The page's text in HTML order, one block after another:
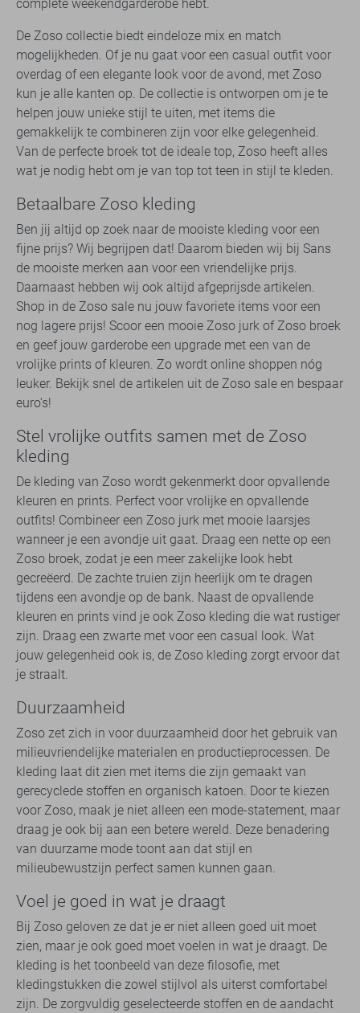
complete weekendgarderobe hebt.
De Zoso collectie biedt eindeloze mix en match
mogelijkheden. Of je nu gaat voor een casual outfit voor
overdag of een elegante look voor de avond, met Zoso
kun je alle kanten op. De collectie is ontworpen om je te
helpen jouw unieke stijl te uiten, met items die
gemakkelijk te combineren zijn voor elke gelegenheid.
Van de perfecte broek tot de ideale top, Zoso heeft alles
wat je nodig hebt om je van top tot teen in stijl te kleden.
Betaalbare Zoso kleding
Ben jij altijd op zoek naar de mooiste kleding voor een
fijne prijs? Wij begrijpen dat! Daarom bieden wij bij Sans
de mooiste merken aan voor een vriendelijke prijs.
Daarnaast hebben wij ook altijd afgeprijsde artikelen.
Shop in de Zoso sale nu jouw favoriete items voor een
nog lagere prijs! Scoor een mooie Zoso jurk of Zoso broek
en geef jouw garderobe een upgrade met een van de
vrolijke prints of kleuren. Zo wordt online shoppen nóg
leuker. Bekijk snel de artikelen uit de Zoso sale en bespaar
euro’s!
Stel vrolijke outfits samen met de Zoso
kleding
De kleding van Zoso wordt gekenmerkt door opvallende
kleuren en prints. Perfect voor vrolijke en opvallende
outfits! Combineer een Zoso jurk met mooie laarsjes
wanneer je een avondje uit gaat. Draag een nette op een
Zoso broek, zodat je een meer zakelijke look hebt
gecreëerd. De zachte truien zijn heerlijk om te dragen
tijdens een avondje op de bank. Naast de opvallende
kleuren en prints vind je ook Zoso kleding die wat rustiger
zijn. Draag een zwarte met voor een casual look. Wat
jouw gelegenheid ook is, de Zoso kleding zorgt ervoor dat
je straalt.
Duurzaamheid
Zoso zet zich in voor duurzaamheid door het gebruik van
milieuvriendelijke materialen en productieprocessen. De
kleding laat dit zien met items die zijn gemaakt van
gerecyclede stoffen en organisch katoen. Door te kiezen
voor Zoso, maak je niet alleen een mode-statement, maar
draag je ook bij aan een betere wereld. Deze benadering
van duurzame mode toont aan dat stijl en
milieubewustzijn perfect samen kunnen gaan.
Voel je goed in wat je draagt
Bij Zoso geloven ze dat je er niet alleen goed uit moet
zien, maar je ook goed moet voelen in wat je draagt. De
kleding is het toonbeeld van deze filosofie, met
kledingstukken die zowel stijlvol als uiterst comfortabel
zijn. De zorgvuldig geselecteerde stoffen en de aandacht